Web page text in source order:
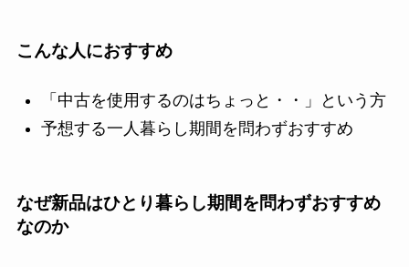
こんな人におすすめ
「中古を使用するのはちょっと・・」という方
予想する一人暮らし期間を問わずおすすめ
なぜ新品はひとり暮らし期間を問わずおすすめ
なのか